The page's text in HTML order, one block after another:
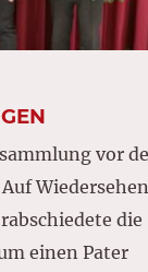
vor
die
einen Pater